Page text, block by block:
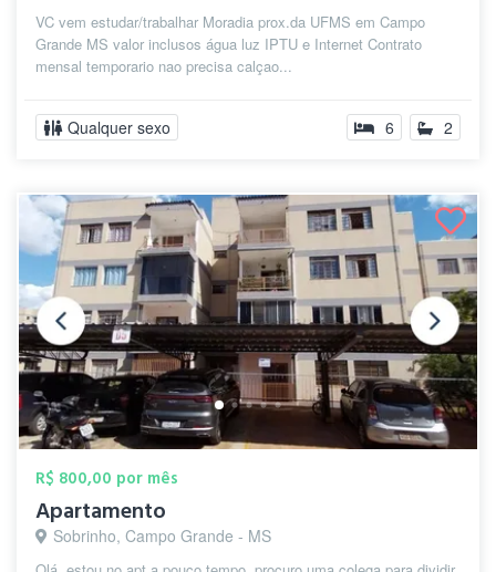
VC vem estudar/trabalhar Moradia prox.da UFMS em Campo
Grande MS valor inclusos água luz IPTU e Internet Contrato
mensal temporario nao precisa calçao...
Qualquer sexo 6 2
R$ 800,00 por mês
Apartamento
Sobrinho, Campo Grande - MS